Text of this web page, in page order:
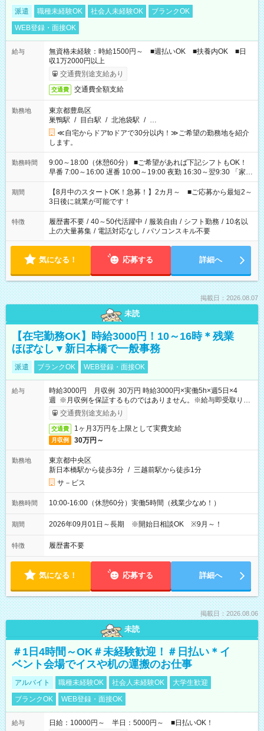
派遣 職種未経験OK 社会人未経験OK
ブランクOK
WEB登録・面接OK
給与
無資格未経験：時給1500円～ ■週払いOK ■扶養内OK ■日
収1万2000円以上
交通費別途支給あり
交通費 交通費全額支給
勤務地
東京都豊島区
巣鴨駅 / 目白駅 / 北池袋駅 / …
≪自宅からドアtoドアで30分以内！≫ご希望の勤務地を紹介
します。
勤務時間
9:00～18:00（休憩60分） ■ご希望があれば下記シフトもOK！
早番 7:00～16:00 遅番 10:00～19:00 夜勤 16:30～翌9:30 「家族
と休みを合わせたい」 「余裕を持って夕飯の準備がしたい」
「できれば残業はしたくない」 など、ご希望を教えてください
ね。 ※Wワーク希望の方へ 今ご覧のお仕事で希望する勤務時間
と、もう1つのお仕事の勤務時間。 合計で週40時間を超える場
合は応募できません。
期間
【8月中のスタートOK！急募！】2カ月～ ■ご応募から最短2～
3日後に就業が可能です！
特徴 履歴書不要 / 40～50代活躍中 / 服装自由 / シフト勤務 / 10名以
上の大量募集 / 電話対応なし / パソコンスキル不要
気になる！ 応募する 詳細へ
掲載日：2026.08.07
未読
【在宅勤務OK】時給3000円！10～16時＊残業
ほぼなし▼新日本橋で一般事務
派遣 ブランクOK WEB登録・面接OK
給与
時給3000円 月収例 30万円 時給3000円×実働5h×週5日×4
週 ※月収例を保証するものではありません。※給与即受取りサ
ービス利用可（利用条件有）
交通費別途支給あり
交通費 1ヶ月3万円を上限として実費支給
月収例 30万円～
勤務地
東京都中央区
新日本橋駅から徒歩3分 / 三越前駅から徒歩1分
サ－ビス
勤務時間 10:00-16:00（休憩60分）実働5時間（残業少なめ！）
期間 2026年09月01日～長期 ※開始日相談OK ※9月～！
特徴 履歴書不要
気になる！ 応募する 詳細へ
掲載日：2026.08.06
未読
＃1日4時間～OK＃未経験歓迎！＃日払い＊イ
ベント会場でイスや机の運搬のお仕事
アルバイト 職種未経験OK 社会人未経験OK
大学生歓迎
ブランクOK
WEB登録・面接OK
給与
日給：10000円～ 半日：5000円～ ■日払いOK！